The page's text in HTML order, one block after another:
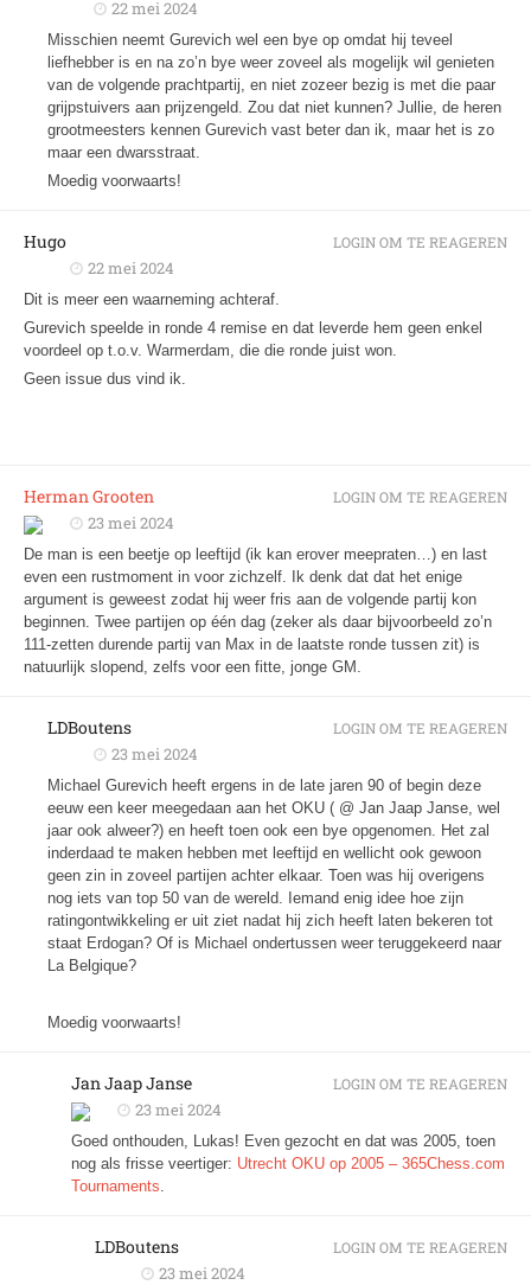
22 mei 2024
Misschien neemt Gurevich wel een bye op omdat hij teveel
liefhebber is en na zo’n bye weer zoveel als mogelijk wil genieten
van de volgende prachtpartij, en niet zozeer bezig is met die paar
grijpstuivers aan prijzengeld. Zou dat niet kunnen? Jullie, de heren
grootmeesters kennen Gurevich vast beter dan ik, maar het is zo
maar een dwarsstraat.
Moedig voorwaarts!
Hugo
22 mei 2024
Dit is meer een waarneming achteraf.
Gurevich speelde in ronde 4 remise en dat leverde hem geen enkel
voordeel op t.o.v. Warmerdam, die die ronde juist won.
Geen issue dus vind ik.
LOGIN OM TE REAGEREN
Herman Grooten
23 mei 2024
De man is een beetje op leeftijd (ik kan erover meepraten…) en last
even een rustmoment in voor zichzelf. Ik denk dat dat het enige
argument is geweest zodat hij weer fris aan de volgende partij kon
beginnen. Twee partijen op één dag (zeker als daar bijvoorbeeld zo’n
111-zetten durende partij van Max in de laatste ronde tussen zit) is
natuurlijk slopend, zelfs voor een fitte, jonge GM.
LOGIN OM TE REAGEREN
LDBoutens
23 mei 2024
Michael Gurevich heeft ergens in de late jaren 90 of begin deze
eeuw een keer meegedaan aan het OKU ( @ Jan Jaap Janse, wel
jaar ook alweer?) en heeft toen ook een bye opgenomen. Het zal
inderdaad te maken hebben met leeftijd en wellicht ook gewoon
geen zin in zoveel partijen achter elkaar. Toen was hij overigens
nog iets van top 50 van de wereld. Iemand enig idee hoe zijn
ratingontwikkeling er uit ziet nadat hij zich heeft laten bekeren tot
staat Erdogan? Of is Michael ondertussen weer teruggekeerd naar
La Belgique?
Moedig voorwaarts!
LOGIN OM TE REAGEREN
Jan Jaap Janse
23 mei 2024
Goed onthouden, Lukas! Even gezocht en dat was 2005, toen
nog als frisse veertiger: Utrecht OKU op 2005 – 365Chess.com
Tournaments.
LOGIN OM TE REAGEREN
LDBoutens
23 mei 2024
LOGIN OM TE REAGEREN